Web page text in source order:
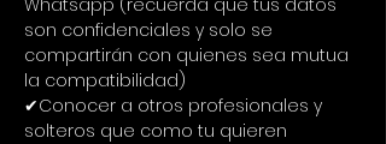
Whatsapp (recuerda que tus datos
son confidenciales y solo se
compartirán con quienes sea mutua
la compatibilidad)
✔Conocer a otros profesionales y
solteros que como tu quieren